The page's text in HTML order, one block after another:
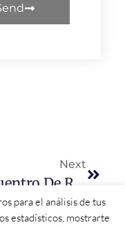
Next
para el análisis de tus
estadísticos, mostrarte